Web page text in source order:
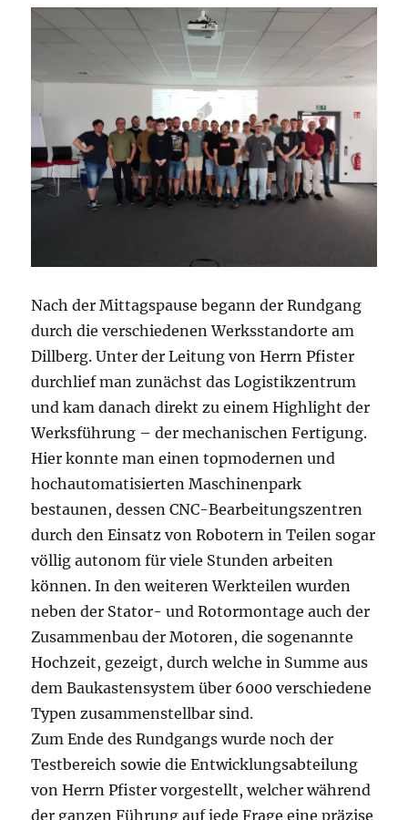
Nach der Mittagspause begann der Rundgang
durch die verschiedenen Werksstandorte am
Dillberg. Unter der Leitung von Herrn Pfister
durchlief man zunächst das Logistikzentrum
und kam danach direkt zu einem Highlight der
Werksführung – der mechanischen Fertigung.
Hier konnte man einen topmodernen und
hochautomatisierten Maschinenpark
bestaunen, dessen CNC-Bearbeitungszentren
durch den Einsatz von Robotern in Teilen sogar
völlig autonom für viele Stunden arbeiten
können. In den weiteren Werkteilen wurden
neben der Stator- und Rotormontage auch der
Zusammenbau der Motoren, die sogenannte
Hochzeit, gezeigt, durch welche in Summe aus
dem Baukastensystem über 6000 verschiedene
Typen zusammenstellbar sind.
Zum Ende des Rundgangs wurde noch der
Testbereich sowie die Entwicklungsabteilung
von Herrn Pfister vorgestellt, welcher während
der ganzen Führung auf jede Frage eine präzise